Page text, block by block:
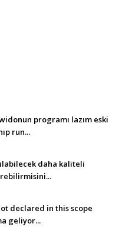
programı lazım eski
run...
daha kaliteli
declared in this scope
geliyor...